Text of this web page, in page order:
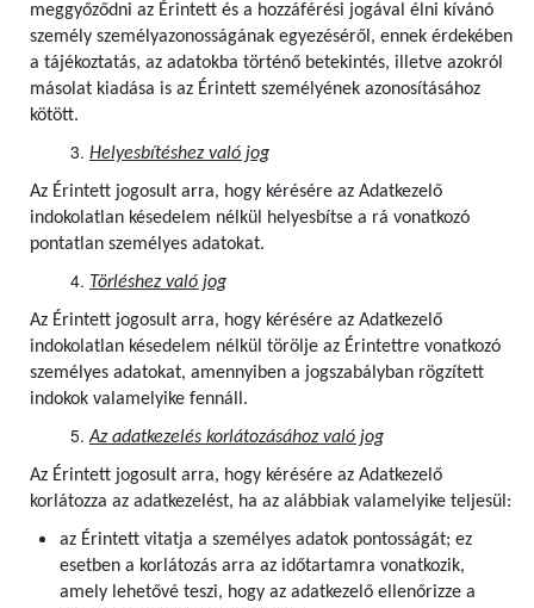
meggyőződni az Érintett és a hozzáférési jogával élni kívánó
személy személyazonosságának egyezéséről, ennek érdekében
a tájékoztatás, az adatokba történő betekintés, illetve azokról
másolat kiadása is az Érintett személyének azonosításához
kötött.
Helyesbítéshez való jog
Az Érintett jogosult arra, hogy kérésére az Adatkezelő
indokolatlan késedelem nélkül helyesbítse a rá vonatkozó
pontatlan személyes adatokat.
Törléshez való jog
Az Érintett jogosult arra, hogy kérésére az Adatkezelő
indokolatlan késedelem nélkül törölje az Érintettre vonatkozó
személyes adatokat, amennyiben a jogszabályban rögzített
indokok valamelyike fennáll.
Az adatkezelés korlátozásához való jog
Az Érintett jogosult arra, hogy kérésére az Adatkezelő
korlátozza az adatkezelést, ha az alábbiak valamelyike teljesül:
az Érintett vitatja a személyes adatok pontosságát; ez
esetben a korlátozás arra az időtartamra vonatkozik,
amely lehetővé teszi, hogy az adatkezelő ellenőrizze a